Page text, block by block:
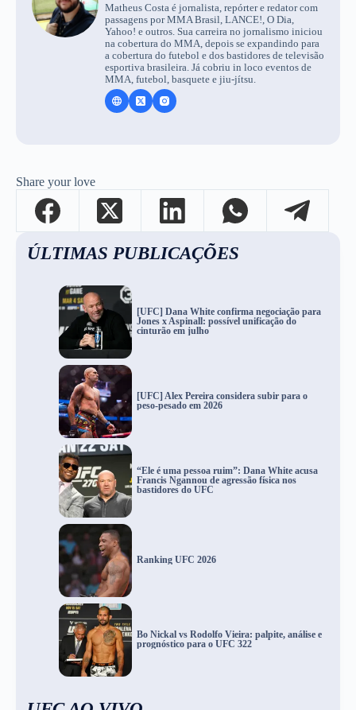
Matheus Costa é jornalista, repórter e redator com
passagens por MMA Brasil, LANCE!, O Dia,
Yahoo! e outros. Sua carreira no jornalismo iniciou
na cobertura do MMA, depois se expandindo para
a cobertura do futebol e dos bastidores de televisão
esportiva brasileira. Já cobriu in loco eventos de
MMA, futebol, basquete e jiu-jítsu.
Share your love
ÚLTIMAS PUBLICAÇÕES
[UFC] Dana White confirma negociação para
Jones x Aspinall: possível unificação do
cinturão em julho
[UFC] Alex Pereira considera subir para o
peso-pesado em 2026
“Ele é uma pessoa ruim”: Dana White acusa
Francis Ngannou de agressão física nos
bastidores do UFC
Ranking UFC 2026
Bo Nickal vs Rodolfo Vieira: palpite, análise e
prognóstico para o UFC 322